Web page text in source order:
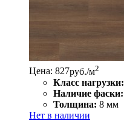
Цена: 827руб./м2
Класс нагрузки:
Наличие фаски:
Толщина: 8 мм
Нет в наличии